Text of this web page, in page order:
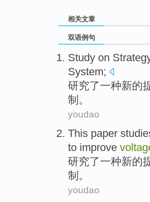
相关文章
双语例句
Study on
System;
研究了一种新的
制 。
youdao
This paper
to improve
研究了一种新的
制 。
youdao